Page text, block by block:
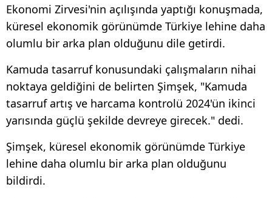
Ekonomi Zirvesi'nin açılışında yaptığı konuşmada,
küresel ekonomik görünümde Türkiye lehine daha
olumlu bir arka plan olduğunu dile getirdi.
Kamuda tasarruf konusundaki çalışmaların nihai
noktaya geldiğini de belirten Şimşek, "Kamuda
tasarruf artış ve harcama kontrolü 2024'ün ikinci
yarısında güçlü şekilde devreye girecek." dedi.
Şimşek, küresel ekonomik görünümde Türkiye
lehine daha olumlu bir arka plan olduğunu
bildirdi.